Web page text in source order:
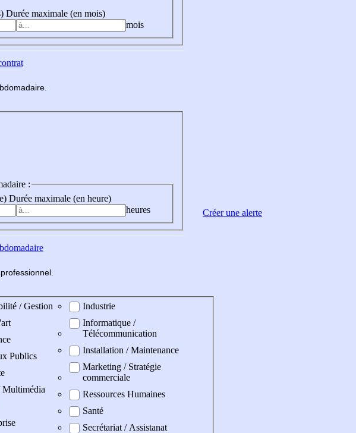
Durée maximale (en mois)
mois
madaire
:
Durée maximale (en heure)
heures
fessionnel
/ Gestion
Publics
Multimédia
Industrie
Informatique /
Télécommunication
Installation / Maintenance
Marketing / Stratégie
commerciale
Ressources Humaines
Santé
Secrétariat / Assistanat
Créer une alerte